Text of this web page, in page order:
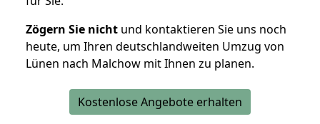
Zögern Sie nicht und kontaktieren Sie uns noch
heute, um Ihren deutschlandweiten Umzug von
Lünen nach Malchow mit Ihnen zu planen.
Kostenlose Angebote erhalten